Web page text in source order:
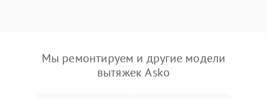
Мы ремонтируем и другие модели
вытяжек Asko